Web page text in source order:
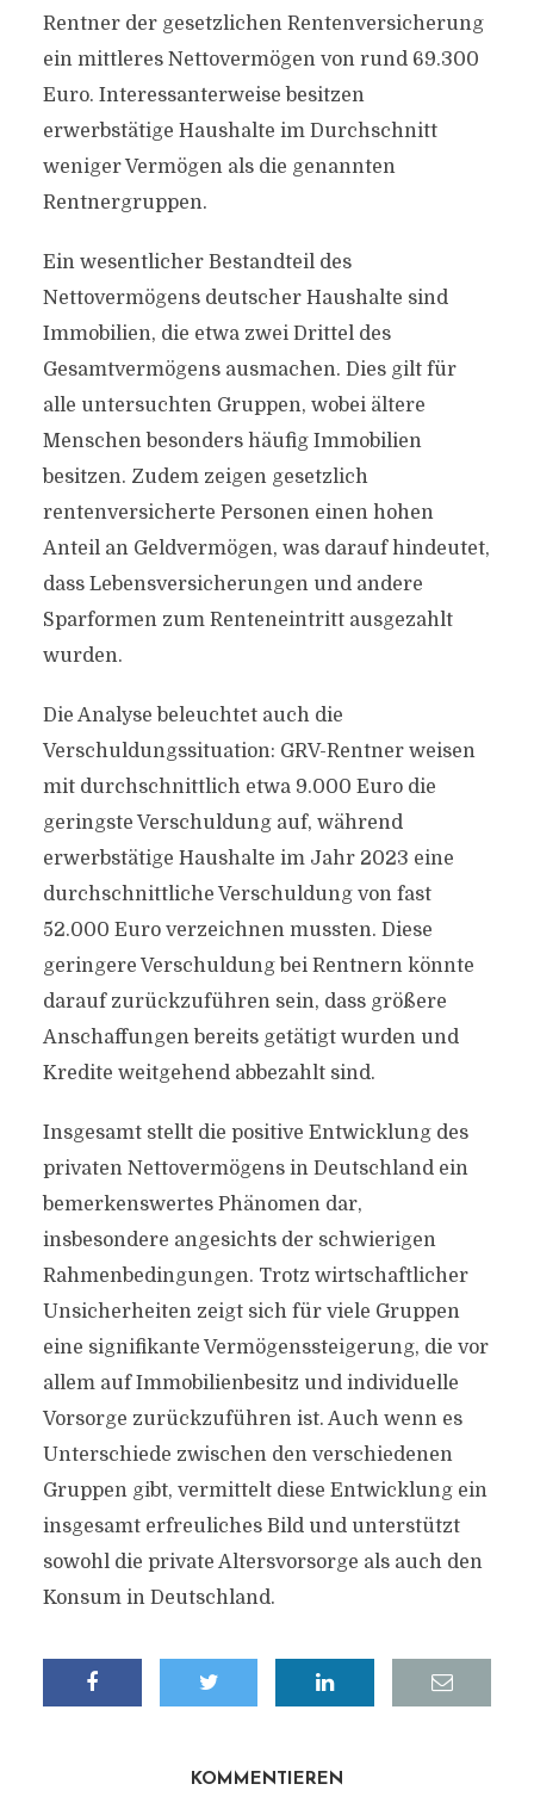
Rentner der gesetzlichen Rentenversicherung
ein mittleres Nettovermögen von rund 69.300
Euro. Interessanterweise besitzen
erwerbstätige Haushalte im Durchschnitt
weniger Vermögen als die genannten
Rentnergruppen.
Ein wesentlicher Bestandteil des
Nettovermögens deutscher Haushalte sind
Immobilien, die etwa zwei Drittel des
Gesamtvermögens ausmachen. Dies gilt für
alle untersuchten Gruppen, wobei ältere
Menschen besonders häufig Immobilien
besitzen. Zudem zeigen gesetzlich
rentenversicherte Personen einen hohen
Anteil an Geldvermögen, was darauf hindeutet,
dass Lebensversicherungen und andere
Sparformen zum Renteneintritt ausgezahlt
wurden.
Die Analyse beleuchtet auch die
Verschuldungssituation: GRV-Rentner weisen
mit durchschnittlich etwa 9.000 Euro die
geringste Verschuldung auf, während
erwerbstätige Haushalte im Jahr 2023 eine
durchschnittliche Verschuldung von fast
52.000 Euro verzeichnen mussten. Diese
geringere Verschuldung bei Rentnern könnte
darauf zurückzuführen sein, dass größere
Anschaffungen bereits getätigt wurden und
Kredite weitgehend abbezahlt sind.
Insgesamt stellt die positive Entwicklung des
privaten Nettovermögens in Deutschland ein
bemerkenswertes Phänomen dar,
insbesondere angesichts der schwierigen
Rahmenbedingungen. Trotz wirtschaftlicher
Unsicherheiten zeigt sich für viele Gruppen
eine signifikante Vermögenssteigerung, die vor
allem auf Immobilienbesitz und individuelle
Vorsorge zurückzuführen ist. Auch wenn es
Unterschiede zwischen den verschiedenen
Gruppen gibt, vermittelt diese Entwicklung ein
insgesamt erfreuliches Bild und unterstützt
sowohl die private Altersvorsorge als auch den
Konsum in Deutschland.
KOMMENTIEREN